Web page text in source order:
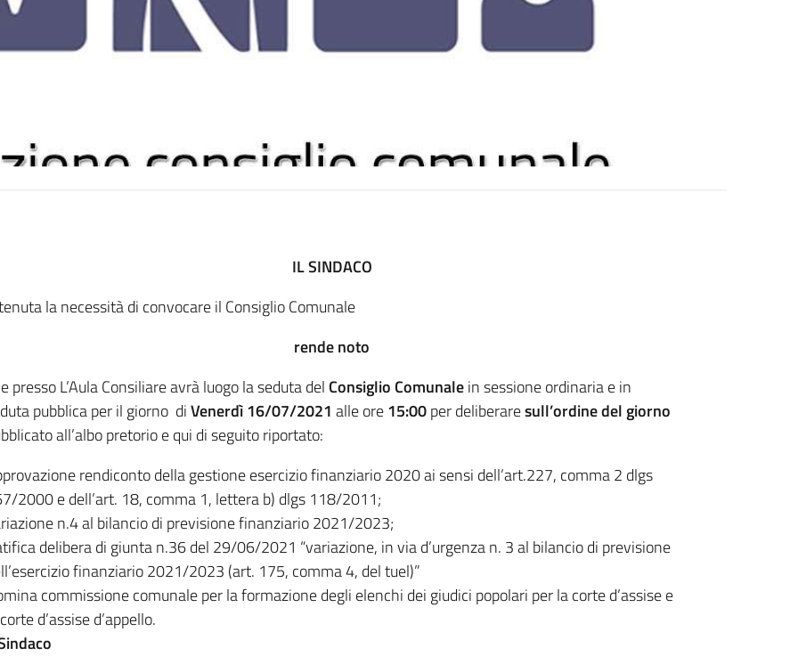
IL SINDACO
la necessità di convocare il Consiglio Comunale
rende noto
presso L’Aula Consiliare avrà luogo la seduta del Consiglio Comunalein sessione ordinaria e in
pubblica per il giorno diVenerdì16/07/2021 alle ore15:00per deliberaresull’ordine del giorno
all’albo pretorio e qui di seguito riportato:
rendiconto della gestione esercizio finanziario 2020 ai sensi dell’art.227, comma 2 dlgs
2000 e dell’art. 18, comma 1, lettera b) dlgs 118/2011;
n.4 al bilancio di previsione finanziario 2021/2023;
delibera di giunta n.36 del 29/06/2021 “variazione, in via d’urgenza n. 3 al bilancio di previsione
finanziario 2021/2023 (art. 175, comma 4, del tuel)”
commissione comunale per la formazione degli elenchi dei giudici popolari per la corte d’assise e
d’assise d’appello.